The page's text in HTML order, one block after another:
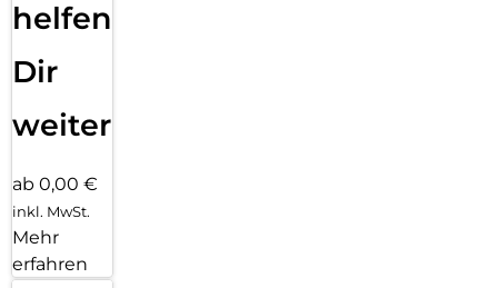
helfen
Dir
weiter
ab 0,00 €
inkl. MwSt.
Mehr
erfahren